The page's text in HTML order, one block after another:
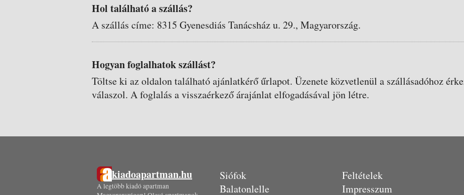
Hol található a szállás?
A szállás címe: 8315 Gyenesdiás Tanácsház u. 29., Magyarország.
Hogyan foglalhatok szállást?
Töltse ki az oldalon található ajánlatkérő űrlapot. Üzenete közvetlenül a szállásadóhoz
válaszol. A foglalás a visszaérkező árajánlat elfogadásával jön létre.
kiadoapartman.hu
A legtöbb kiadó apartman
Siófok
Balatonlelle
Feltételek
Impresszum